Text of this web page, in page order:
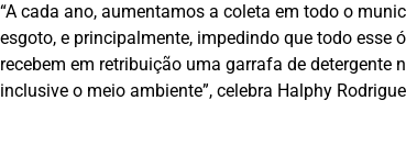
“A cada ano, aumentamos a coleta em todo o
esgoto, e principalmente, impedindo que todo esse
recebem em retribuição uma garrafa de detergente
inclusive o meio ambiente”, celebra Halphy